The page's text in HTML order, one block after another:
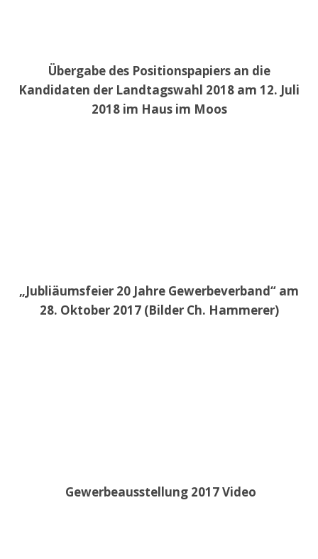
Übergabe des Positionspapiers an die
Kandidaten der Landtagswahl 2018 am 12. Juli
2018 im Haus im Moos
„Jubliäumsfeier 20 Jahre Gewerbeverband“ am
28. Oktober 2017 (Bilder Ch. Hammerer)
Gewerbeausstellung 2017 Video